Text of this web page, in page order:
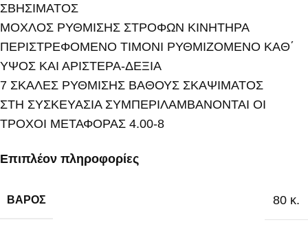
ΣΒΗΣΙΜΑΤΟΣ
ΜΟΧΛΟΣ ΡΥΘΜΙΣΗΣ ΣΤΡΟΦΩΝ ΚΙΝΗΤΗΡΑ
ΠΕΡΙΣΤΡΕΦΟΜΕΝΟ ΤΙΜΟΝΙ ΡΥΘΜΙΖΟΜΕΝΟ ΚΑΘ΄
ΥΨΟΣ ΚΑΙ ΑΡΙΣΤΕΡΑ-ΔΕΞΙΑ
7 ΣΚΑΛΕΣ ΡΥΘΜΙΣΗΣ ΒΑΘΟΥΣ ΣΚΑΨΙΜΑΤΟΣ
ΣΤΗ ΣΥΣΚΕΥΑΣΙΑ ΣΥΜΠΕΡΙΛΑΜΒΑΝΟΝΤΑΙ ΟΙ
ΤΡΟΧΟΙ ΜΕΤΑΦΟΡΑΣ 4.00-8
Επιπλέον πληροφορίες
ΒΆΡΟΣ 80 κ.